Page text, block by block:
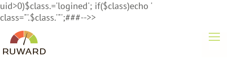
uid>0)$class.='logined'; if($class)echo '
class="'.$class.'"';###-->>